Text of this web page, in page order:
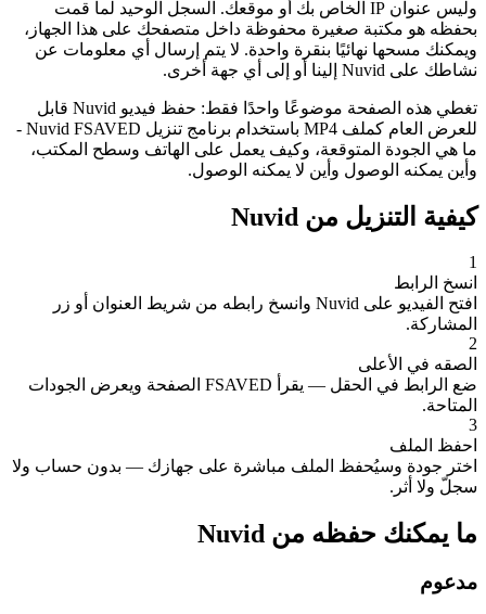
وليس عنوان IP الخاص بك أو موقعك. السجل الوحيد لما قمت
بحفظه هو مكتبة صغيرة محفوظة داخل متصفحك على هذا الجهاز،
ويمكنك مسحها نهائيًا بنقرة واحدة. لا يتم إرسال أي معلومات عن
نشاطك على Nuvid إلينا أو إلى أي جهة أخرى.
تغطي هذه الصفحة موضوعًا واحدًا فقط: حفظ فيديو Nuvid قابل
للعرض العام كملف MP4 باستخدام برنامج تنزيل Nuvid FSAVED -
ما هي الجودة المتوقعة، وكيف يعمل على الهاتف وسطح المكتب،
وأين يمكنه الوصول وأين لا يمكنه الوصول.
كيفية التنزيل من Nuvid
1
انسخ الرابط
افتح الفيديو على Nuvid وانسخ رابطه من شريط العنوان أو زر
المشاركة.
2
الصقه في الأعلى
ضع الرابط في الحقل — يقرأ FSAVED الصفحة ويعرض الجودات
المتاحة.
3
احفظ الملف
اختر جودة وسيُحفظ الملف مباشرة على جهازك — بدون حساب ولا
سجلّ ولا أثر.
ما يمكنك حفظه من Nuvid
مدعوم